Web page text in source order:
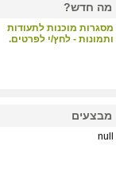
מה חדש?
מסגרות מוכנות לתעודות
ותמונות - לחץ/י לפרטים.
מבצעים
null